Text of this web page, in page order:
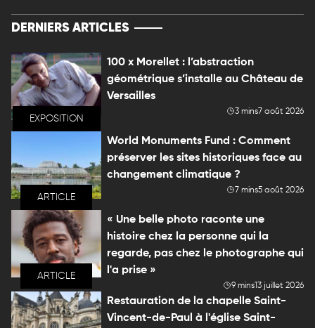
DERNIERS ARTICLES
EXPOSITION
100 x Morellet : l’abstraction
géométrique s’installe au Château de
Versailles
3 mins7 août 2026
ARTICLE
World Monuments Fund : Comment
préserver les sites historiques face au
changement climatique ?
7 mins5 août 2026
ARTICLE
« Une belle photo raconte une
histoire chez la personne qui la
regarde, pas chez le photographe qui
l'a prise »
9 mins13 juillet 2026
Restauration de la chapelle Saint-
Vincent-de-Paul à l'église Saint-